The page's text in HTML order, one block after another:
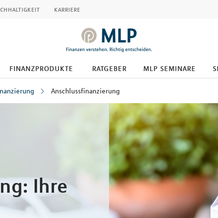
karriere
finanzprodukte ratgeber mlp seminare
Anschlussfinanzierung
Ihre